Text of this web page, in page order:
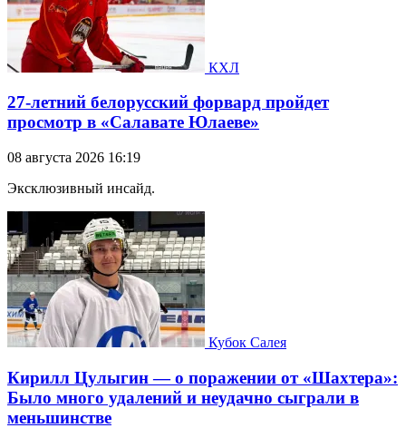
КХЛ
27-летний белорусский форвард пройдет
просмотр в «Салавате Юлаеве»
08 августа 2026 16:19
Эксклюзивный инсайд.
Кубок Салея
Кирилл Цулыгин — о поражении от «Шахтера»:
Было много удалений и неудачно сыграли в
меньшинстве